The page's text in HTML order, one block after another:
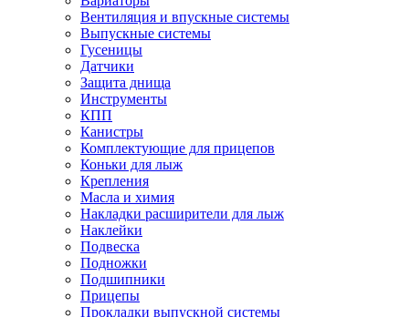
Вентиляция и впускные системы
Выпускные системы
Гусеницы
Датчики
Защита днища
Инструменты
КПП
Канистры
Комплектующие для прицепов
Коньки для лыж
Крепления
Масла и химия
Накладки расширители для лыж
Наклейки
Подвеска
Подножки
Подшипники
Прицепы
Прокладки выпускной системы